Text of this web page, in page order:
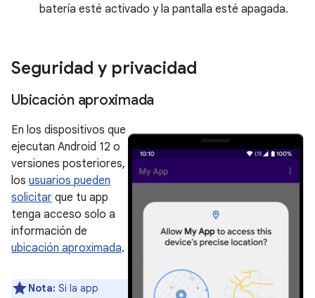
batería esté activado y la pantalla esté apagada.
Seguridad y privacidad
Ubicación aproximada
En los dispositivos que
ejecutan Android 12 o
versiones posteriores,
los usuarios pueden
solicitar que tu app
tenga acceso solo a
información de
ubicación aproximada.
Nota: Si la app